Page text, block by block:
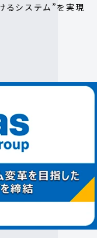
るシステム”を実現